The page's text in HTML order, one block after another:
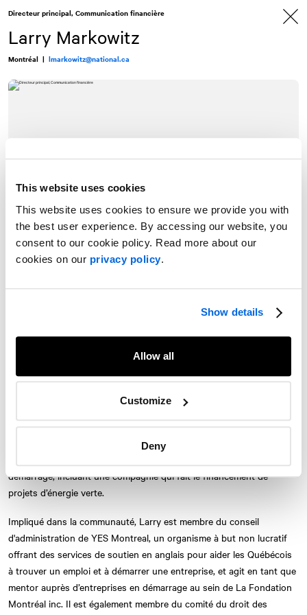
This website uses cookies
This website uses cookies to ensure we provide you with
the best user experience. By accessing our website, you
consent to our cookie policy. Read more about our
cookies on our privacy policy.
Show details
Allow all
Customize
Deny
contenu
navigation
Directeur principal, Communication financière
Larry Markowitz
Montréal | lmarkowitz@national.ca
NATIONAL. Avocat
ses compétences en matière de planification stratégique et
d’analyse, à son rôle de conseiller de confiance auprès de ses clients
Larry a pratiqué le droit des affaires, le droit de la concurrence et le
droit des investissements étrangers pendant 15 ans. Plus
démarrage, incluant une compagnie qui fait le financement de
projets d’énergie verte.
Impliqué dans la communauté, Larry est membre du conseil
d'administration de YES Montreal, un organisme à but non lucratif
offrant des services de soutien en anglais pour aider les Québécois
à trouver un emploi et à démarrer une entreprise, et agit en tant que
mentor auprès d’entreprises en démarrage au sein de La Fondation
Montréal inc. Il est également membre du comité du droit des
© 2026 Le Cabinet de relations publiques NATIONAL, une entreprise d’AVENIR
GLOBAL
Conditions d'utilisation Politique de confidentialité
Accessibilité
Carte du site
S'abonner Nous joindre
Facebook